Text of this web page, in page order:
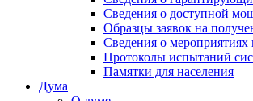
Сведения о доступной
Образцы заявок на
Сведения о мероприятиях
Протоколы испытаний
Памятки для населения
Дума